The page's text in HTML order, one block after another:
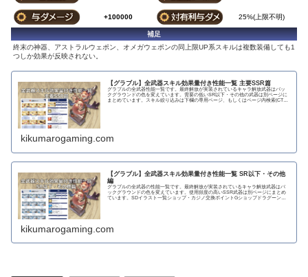
+100000 25%(上限不明)
補足
終末の神器、アストラルウェポン、オメガウェポンの同上限UP系スキルは複数装備しても1
つしか効果が反映されない。
【グラブル】全武器スキル効果量付き性能一覧 主要SSR篇
グラブルの全武器性能一覧です。最終解放が実装されているキャラ解放武器はバッ
クグラウンドの色を変えています。需要の低いSR以下・その他の武器は別ページに
まとめています。スキル絞り込みは下欄の専用ページ、もしくはページ内検索(CTRL
kikumarogaming.com
【グラブル】全武器スキル効果量付き性能一覧 SR以下・その他
編
グラブルの全武器の性能一覧です。最終解放が実装されているキャラ解放武器はバ
ックグラウンドの色を変えています。使用頻度の高いSSR武器は別ページにまとめ
ています。SDイラスト一覧ショップ・カジノ交換ポイントGショップドラグーンラ
kikumarogaming.com